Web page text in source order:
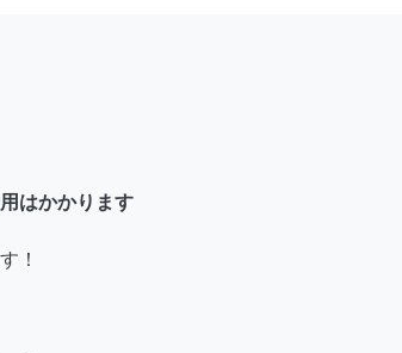
はかかります
！